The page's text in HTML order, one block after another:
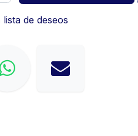
de deseos